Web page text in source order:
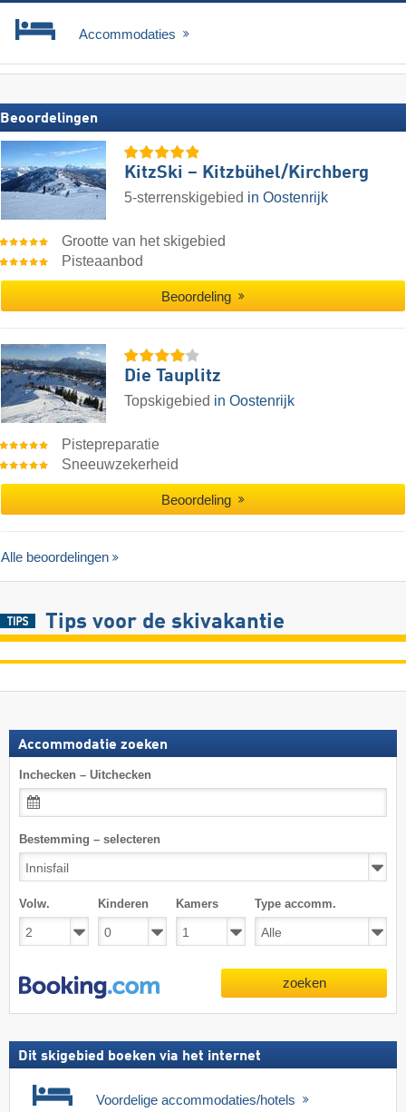
Accommodaties
Beoordelingen
KitzSki – Kitzbühel/​Kirchberg
5-sterrenskigebied in Oostenrijk
Grootte van het skigebied
Pisteaanbod
Beoordeling
Die Tauplitz
Topskigebied in Oostenrijk
Pistepreparatie
Sneeuwzekerheid
Beoordeling
Alle beoordelingen
Tips voor de skivakantie
Accommodatie zoeken
Inchecken – Uitchecken
Bestemming – selecteren
Volw. Kinderen Kamers Type accomm.
zoeken
Dit skigebied boeken via het internet
Voordelige accommodaties/hotels